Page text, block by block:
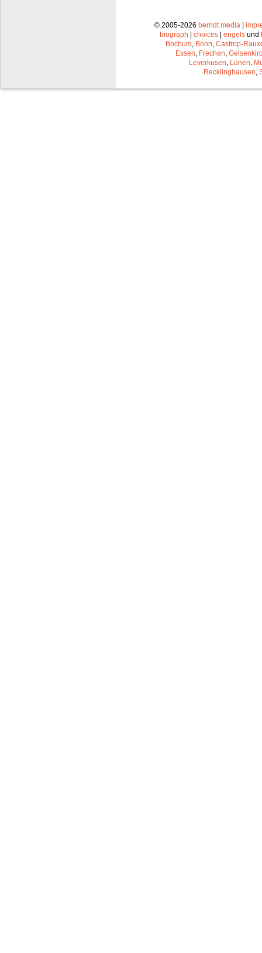
© 2005-2026 berndt media|
biograph
choices engels und
Bochum, Bonn, Castrop-
Essen, Frechen,
Leverkusen, Lünen,
Recklinghausen,